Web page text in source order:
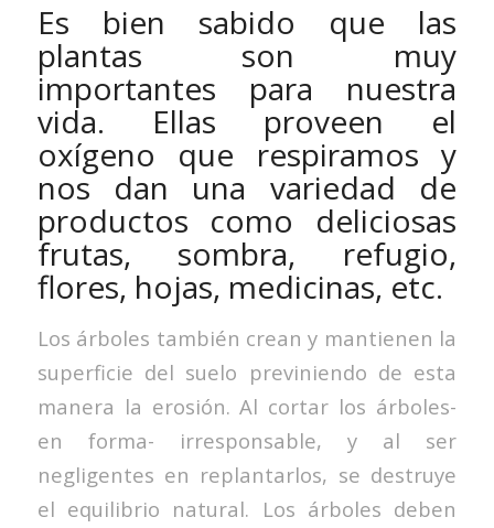
Es bien sabido que las
plantas son muy
importantes para nuestra
vida. Ellas proveen el
oxígeno que respiramos y
nos dan una variedad de
productos como deliciosas
frutas, sombra, refugio,
flores, hojas, medicinas, etc.
Los árboles también crean y mantienen la
superficie del suelo previniendo de esta
manera la erosión. Al cortar los árboles-
en forma- irresponsable, y al ser
negligentes en replantarlos, se destruye
el equilibrio natural. Los árboles deben